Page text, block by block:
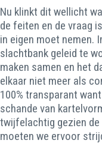
Nu klinkt dit wellicht
de feiten en de vraag
in eigen moet nemen.
slachtbank geleid te
maken samen en het
elkaar niet meer als
100% transparant
schande van
twijfelachtig gezien de
moeten we ervoor